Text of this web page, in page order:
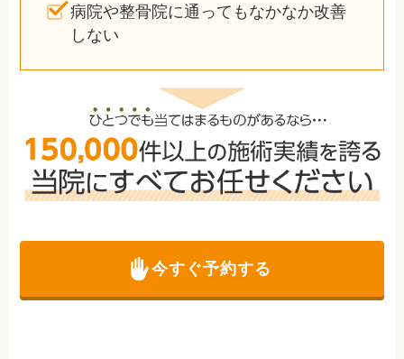
病院や整骨院に通ってもなかなか改善
しない
今すぐ予約する